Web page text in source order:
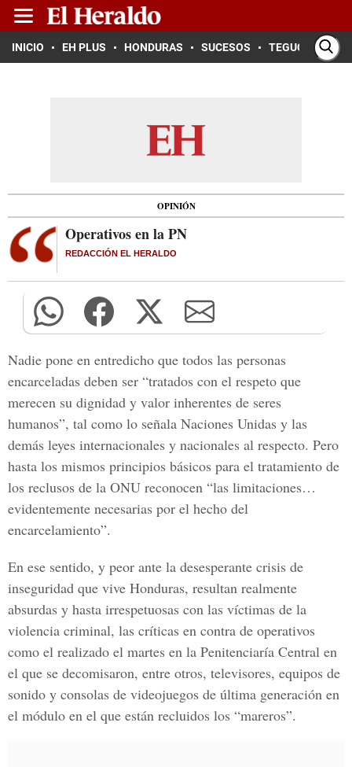
INICIO EH PLUS HONDURAS SUCESOS TEGUCIGALPA
OPINIÓN
Operativos en la PN
REDACCIÓN EL HERALDO
Nadie pone en entredicho que todos las personas
encarceladas deben ser “tratados con el respeto que
merecen su dignidad y valor inherentes de seres
humanos”, tal como lo señala Naciones Unidas y las
demás leyes internacionales y nacionales al respecto. Pero
hasta los mismos principios básicos para el tratamiento de
los reclusos de la ONU reconocen “las limitaciones…
evidentemente necesarias por el hecho del
encarcelamiento”.
En ese sentido, y peor ante la desesperante crisis de
inseguridad que vive Honduras, resultan realmente
absurdas y hasta irrespetuosas con las víctimas de la
violencia criminal, las críticas en contra de operativos
como el realizado el martes en la Penitenciaría Central en
el que se decomisaron, entre otros, televisores, equipos de
sonido y consolas de videojuegos de última generación en
el módulo en el que están recluidos los “mareros”.